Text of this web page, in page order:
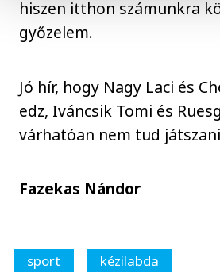
hiszen itthon számunkra
győzelem.
Jó hír, hogy Nagy Laci és
edz, Iváncsik Tomi és
várhatóan nem tud
Fazekas Nándor
sport
kézilabda